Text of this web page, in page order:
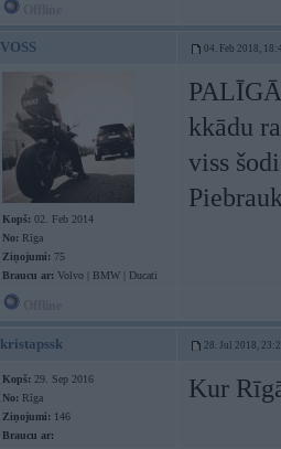
VOSS 04. Feb 2018,
Kopš: 02. Feb 2014
No: Rīga
Ziņojumi: 75
Braucu ar: Volvo | BMW | Ducati
kkādu
viss
kristapssk 28. Jul 2018,
Kopš: 29. Sep 2016
No: Rīga
Ziņojumi: 146
Braucu ar:
Kur